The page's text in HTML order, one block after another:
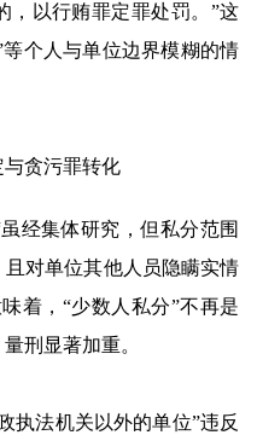
，以行贿罪定罪处罚。”这
个人与单位边界模糊的情
与贪污罪转化
经集体研究，但私分范围
对单位其他人员隐瞒实情
着，“少数人私分”不再是
刑显著加重。
执法机关以外的单位”违反